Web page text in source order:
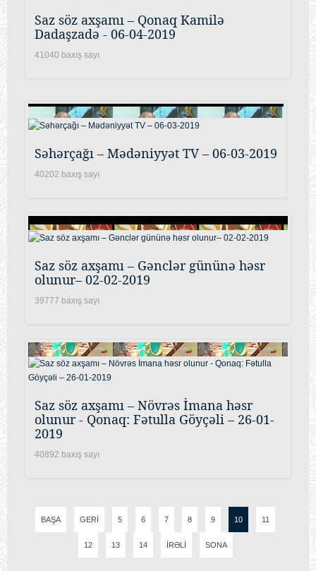
Saz söz axşamı – Qonaq Kamilə
Dadaşzadə - 06-04-2019
41040 baxış sayı
Səhərçağı – Mədəniyyət TV – 06-03-2019
40202 baxış sayı
Saz söz axşamı – Gənclər gününə həsr
olunur– 02-02-2019
39777 baxış sayı
Saz söz axşamı – Növrəs İmana həsr
olunur - Qonaq: Fətulla Göyçəli – 26-01-
2019
40892 baxış sayı
BAŞA GERI 5 6 7 8 9 10 11
12 13 14 İRƏLI SONA